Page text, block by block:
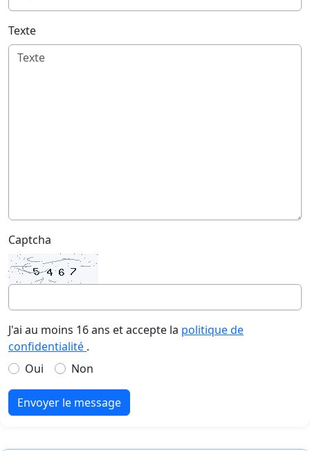
Texte
Captcha
J'ai au moins 16 ans et accepte la politique de
confidentialité .
Oui
Non
Envoyer le message